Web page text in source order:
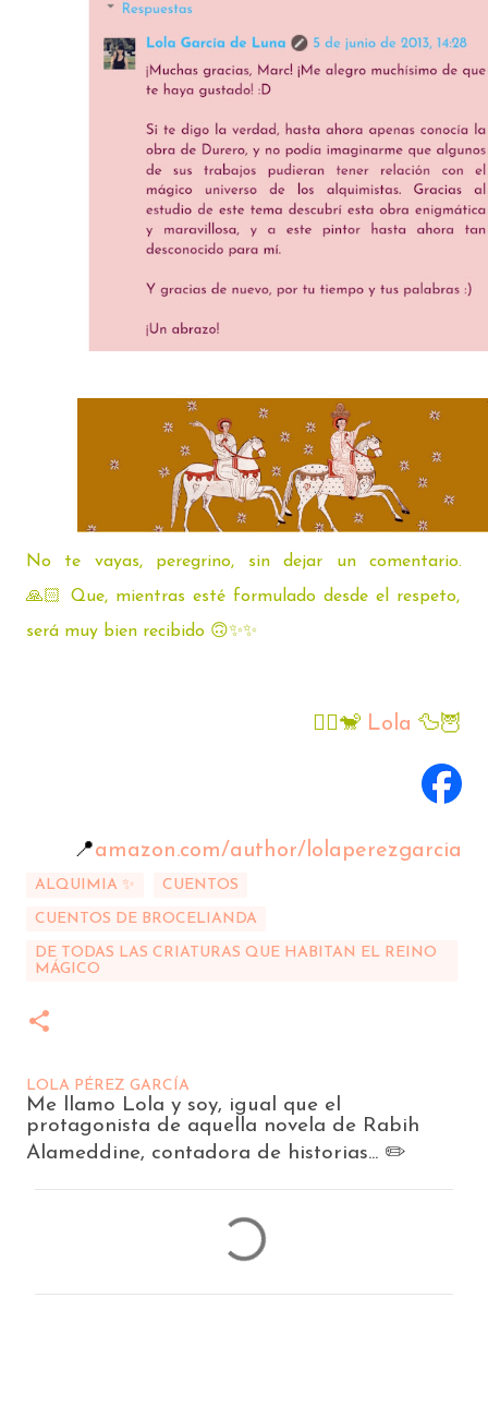
No te vayas, peregrino, sin dejar un comentario.
🙏🏻 Que, mientras esté formulado desde el respeto,
será muy bien recibido 🙃✨️✨️
🧚‍♀️🐒 Lola 🦆🦉
📍amazon.com/author/lolaperezgarcia
ALQUIMIA ✨️ CUENTOS
CUENTOS DE BROCELIANDA
DE TODAS LAS CRIATURAS QUE HABITAN EL REINO
MÁGICO
LOLA PÉREZ GARCÍA
Me llamo Lola y soy, igual que el
protagonista de aquella novela de Rabih
Alameddine, contadora de historias... ✏️
m